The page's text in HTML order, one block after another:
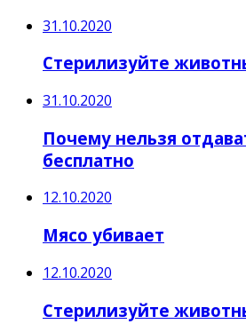
31.10.2020
Стерилизуйте
31.10.2020
Почему нельзя
бесплатно
12.10.2020
Мясо убивает
12.10.2020
Стерилизуйте